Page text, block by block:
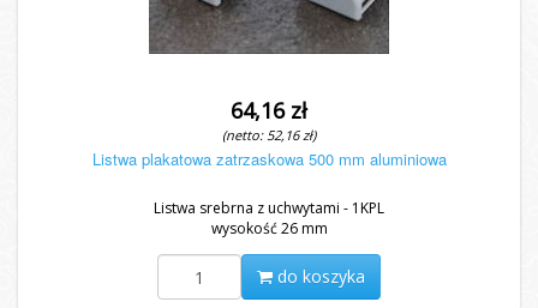
64,16 zł
(netto: 52,16 zł)
Listwa plakatowa zatrzaskowa 500 mm aluminiowa
Listwa srebrna z uchwytami - 1KPL
wysokość 26 mm
do koszyka